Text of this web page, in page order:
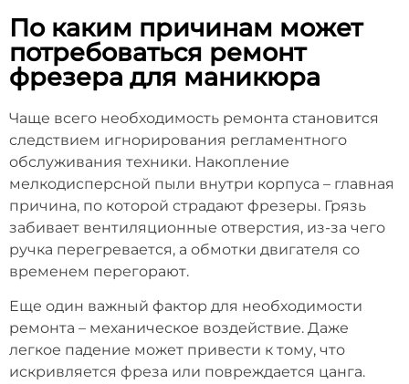
По каким причинам может
потребоваться ремонт
фрезера для маникюра
Чаще всего необходимость ремонта становится
следствием игнорирования регламентного
обслуживания техники. Накопление
мелкодисперсной пыли внутри корпуса – главная
причина, по которой страдают фрезеры. Грязь
забивает вентиляционные отверстия, из-за чего
ручка перегревается, а обмотки двигателя со
временем перегорают.
Еще один важный фактор для необходимости
ремонта – механическое воздействие. Даже
легкое падение может привести к тому, что
искривляется фреза или повреждается цанга.